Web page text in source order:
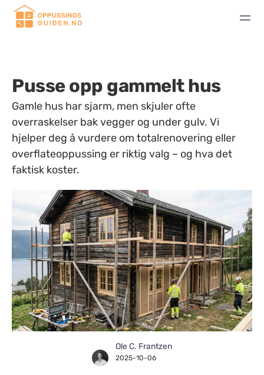
Pusse opp gammelt hus
Gamle hus har sjarm, men skjuler ofte
overraskelser bak vegger og under gulv. Vi
hjelper deg å vurdere om totalrenovering eller
overflateoppussing er riktig valg – og hva det
faktisk koster.
Ole C. Frantzen
2025-10-06